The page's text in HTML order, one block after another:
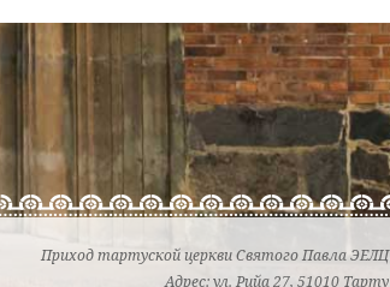
Приход тартуской церкви Святого Павла ЭЕЛЦ
Адрес: ул. Рийа 27, 51010 Тарту